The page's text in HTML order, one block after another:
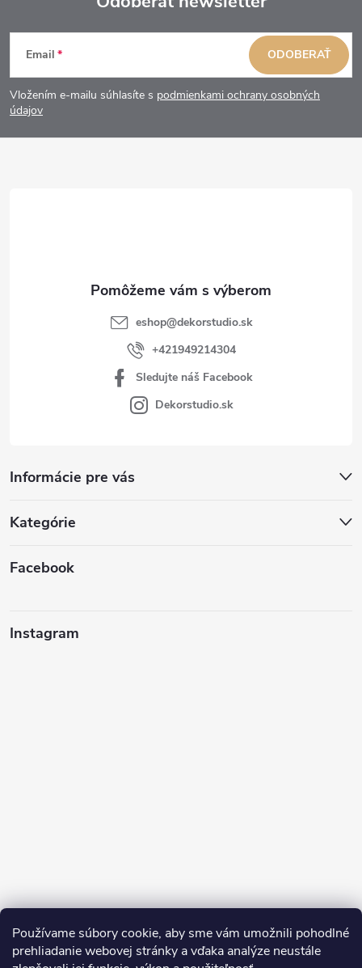
Používame súbory cookie, aby sme vám umožnili pohodlné
prehliadanie webovej stránky a vďaka analýze neustále
Z
á
p
Email
Vložením e-mailu súhlasíte s podmienkami ochrany osobných
údajov
ODOBERAŤ
Informácie pre vás
Kategórie
Facebook
Instagram
eshop@dekorstudio.sk
+421949214304
Sledujte náš Facebook
Dekorstudio.sk